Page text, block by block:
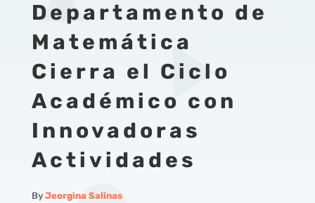
Departamento de
Matemática
Cierra el Ciclo
Académico con
Innovadoras
Actividades
By Jeorgina Salinas